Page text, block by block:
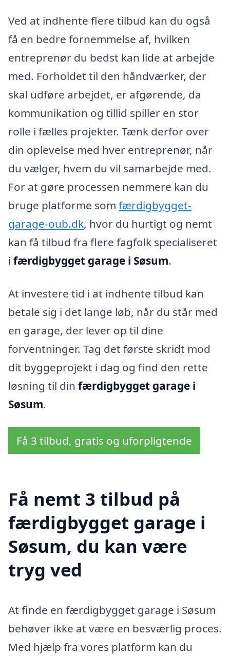
Ved at indhente flere tilbud kan du også
få en bedre fornemmelse af, hvilken
entreprenør du bedst kan lide at arbejde
med. Forholdet til den håndværker, der
skal udføre arbejdet, er afgørende, da
kommunikation og tillid spiller en stor
rolle i fælles projekter. Tænk derfor over
din oplevelse med hver entreprenør, når
du vælger, hvem du vil samarbejde med.
For at gøre processen nemmere kan du
bruge platforme som færdigbygget-
garage-oub.dk, hvor du hurtigt og nemt
kan få tilbud fra flere fagfolk specialiseret
i færdigbygget garage i Søsum.
At investere tid i at indhente tilbud kan
betale sig i det lange løb, når du står med
en garage, der lever op til dine
forventninger. Tag det første skridt mod
dit byggeprojekt i dag og find den rette
løsning til din færdigbygget garage i
Søsum.
Få 3 tilbud, gratis og uforpligtende
Få nemt 3 tilbud på
færdigbygget garage i
Søsum, du kan være
tryg ved
At finde en færdigbygget garage i Søsum
behøver ikke at være en besværlig proces.
Med hjælp fra vores platform kan du